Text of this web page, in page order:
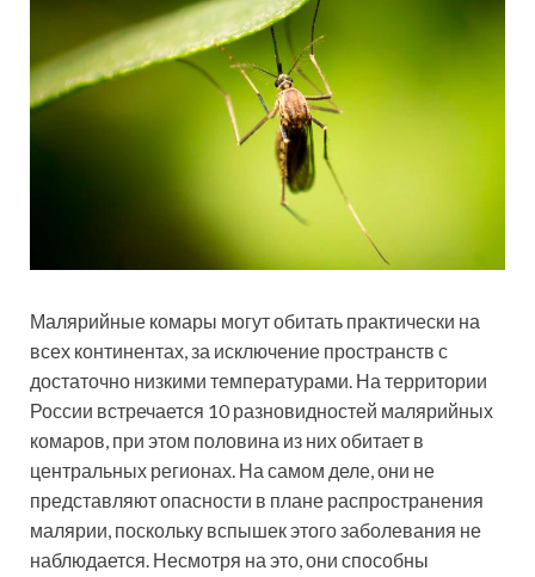
Малярийные комары могут обитать практически на
всех континентах, за исключение пространств с
достаточно низкими температурами. На территории
России встречается 10 разновидностей малярийных
комаров, при этом половина из них обитает в
центральных регионах. На самом деле, они не
представляют опасности в плане распространения
малярии, поскольку вспышек этого заболевания не
наблюдается. Несмотря на это, они способны